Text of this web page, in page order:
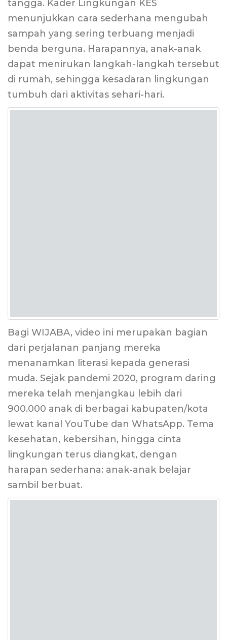
tangga. Kader Lingkungan KES
menunjukkan cara sederhana mengubah
sampah yang sering terbuang menjadi
benda berguna. Harapannya, anak-anak
dapat menirukan langkah-langkah tersebut
di rumah, sehingga kesadaran lingkungan
tumbuh dari aktivitas sehari-hari.
Bagi WIJABA, video ini merupakan bagian
dari perjalanan panjang mereka
menanamkan literasi kepada generasi
muda. Sejak pandemi 2020, program daring
mereka telah menjangkau lebih dari
900.000 anak di berbagai kabupaten/kota
lewat kanal YouTube dan WhatsApp. Tema
kesehatan, kebersihan, hingga cinta
lingkungan terus diangkat, dengan
harapan sederhana: anak-anak belajar
sambil berbuat.